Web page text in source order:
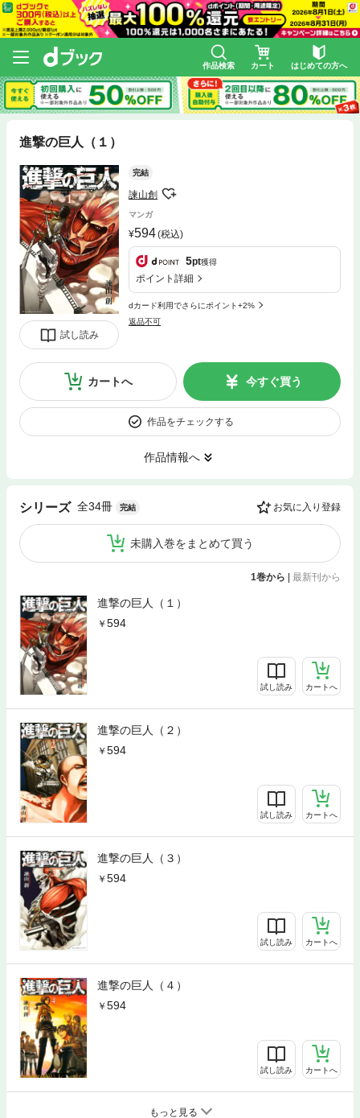
作品検索 カート はじめての方へ
進撃の巨人（１）
試し読み
完結
諫山創
マンガ
594(税込)
5pt獲得
ポイント詳細
dカード利用でさらにポイント+2%
返品不可
カートへ 今すぐ買う
作品をチェックする
作品情報へ
シリーズ 全34冊 完結 お気に入り登録
未購入巻をまとめて買う
1巻から | 最新刊から
進撃の巨人（１）
594
試し読み カートへ
進撃の巨人（２）
594
試し読み カートへ
進撃の巨人（３）
594
試し読み カートへ
進撃の巨人（４）
594
試し読み カートへ
もっと見る